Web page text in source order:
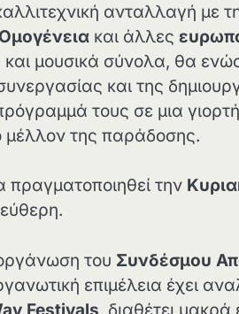
ανταλλαγή με
και άλλες
μουσικά σύνολα, θα
και της
τους σε μια
μέλλον της παράδοσης.
πραγματοποιηθεί την
του Συνδέσμου
επιμέλεια έχει
Festivals, διαθέτει μακρά